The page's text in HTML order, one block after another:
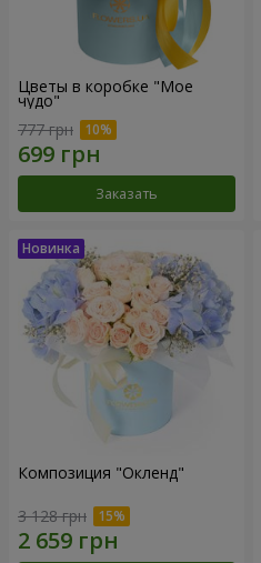
Цветы в коробке "Мое
чудо"
777 грн
Заказать
Композиция "Окленд"
3 128 грн